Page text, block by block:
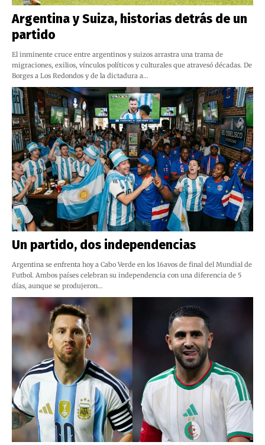
Argentina y Suiza, historias detrás de un
partido
El inminente cruce entre argentinos y suizos arrastra una trama de
migraciones, exilios, vínculos políticos y culturales que atravesó décadas. De
Borges a Los Redondos y de la dictadura a…
Un partido, dos independencias
Argentina se enfrenta hoy a Cabo Verde en los 16avos de final del Mundial de
Futbol. Ambos países celebran su independencia con una diferencia de 5
días, aunque se produjeron…